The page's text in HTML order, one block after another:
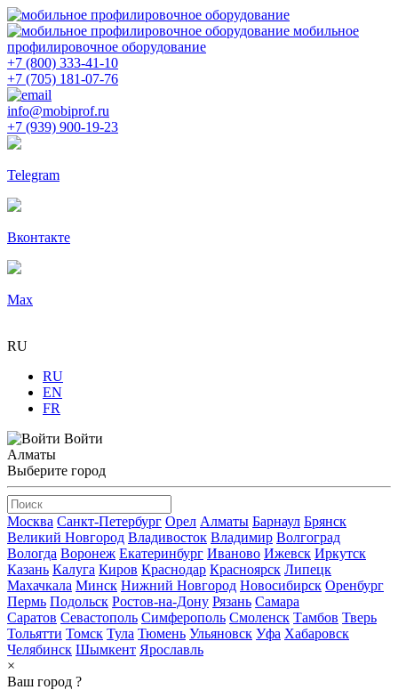
мобильное
профилировочное оборудование
+7 (800) 333-41-10
+7 (705) 181-07-76
info@mobiprof.ru
+7 (939) 900-19-23
Telegram
Вконтакте
Max
RU
RU
EN
FR
Войти
Алматы
Выберите город
Москва Санкт-Петербург Орел Алматы Барнаул Брянск
Великий Новгород Владивосток Владимир Волгоград
Вологда Воронеж Екатеринбург Иваново Ижевск Иркутск
Казань Калуга Киров Краснодар Красноярск Липецк
Махачкала Минск Нижний Новгород Новосибирск Оренбург
Пермь Подольск Ростов-на-Дону Рязань Самара
Саратов Севастополь Симферополь Смоленск Тамбов Тверь
Тольятти Томск Тула Тюмень Ульяновск Уфа Хабаровск
Челябинск Шымкент Ярославль
×
Ваш город ?